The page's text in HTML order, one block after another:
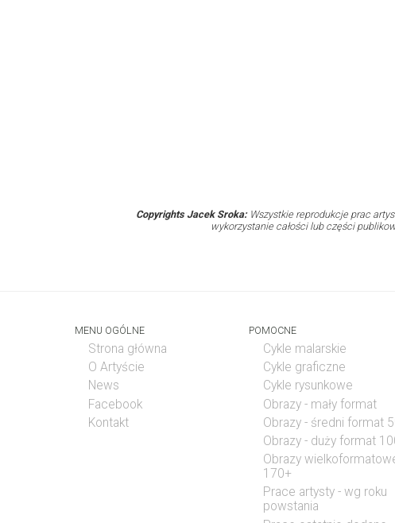
Copyrights Jacek Sroka:Wszystkie reprodukcje prac
wykorzystanie całości lub części
MENU OGÓLNE
Strona główna
O Artyście
News
Facebook
Kontakt
POMOCNE
Cykle malarskie
Cykle graficzne
Cykle rysunkowe
Obrazy - mały format
Obrazy - średni format
Obrazy - duży format
Obrazy
170+
Prace artysty - wg roku
powstania